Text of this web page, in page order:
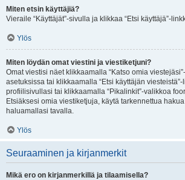
Miten etsin käyttäjiä?
Vieraile “Käyttäjät”-sivulla ja klikkaa “Etsi käyttäjä”-
Ylös
Miten löydän omat viestini ja viestiketjuni?
Omat viestisi näet klikkaamalla “Katso omia
asetuksissa tai klikkaamalla “Etsi käyttäjän
profiilisivullasi tai klikkaamalla “Pikalinkit”-valikkoa
Etsiäksesi omia viestiketjuja, käytä tarkennettua
haluamallasi tavalla.
Ylös
Seuraaminen ja kirjanmerkit
Mikä ero on kirjanmerkillä ja tilaamisella?